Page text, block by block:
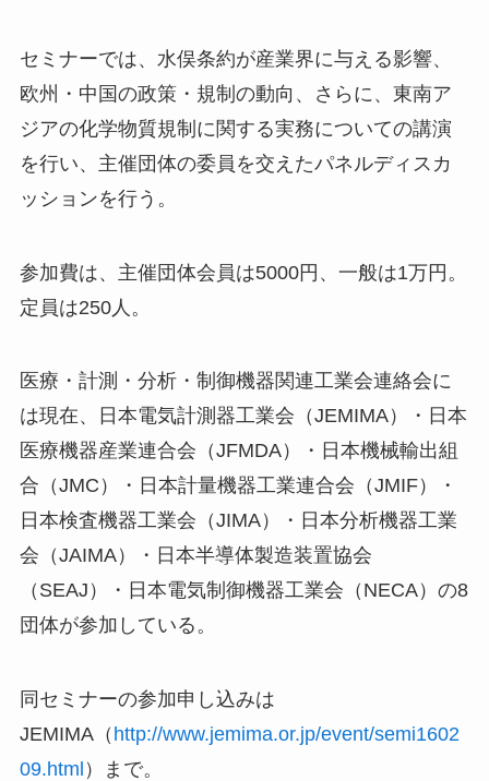
セミナーでは、水俣条約が産業界に与える影響、
欧州・中国の政策・規制の動向、さらに、東南ア
ジアの化学物質規制に関する実務についての講演
を行い、主催団体の委員を交えたパネルディスカ
ッションを行う。
参加費は、主催団体会員は5000円、一般は1万円。
定員は250人。
医療・計測・分析・制御機器関連工業会連絡会に
は現在、日本電気計測器工業会（JEMIMA）・日本
医療機器産業連合会（JFMDA）・日本機械輸出組
合（JMC）・日本計量機器工業連合会（JMIF）・
日本検査機器工業会（JIMA）・日本分析機器工業
会（JAIMA）・日本半導体製造装置協会
（SEAJ）・日本電気制御機器工業会（NECA）の8
団体が参加している。
同セミナーの参加申し込みは
JEMIMA（ http://www.jemima.or.jp/event/semi1602
09.html ）まで。